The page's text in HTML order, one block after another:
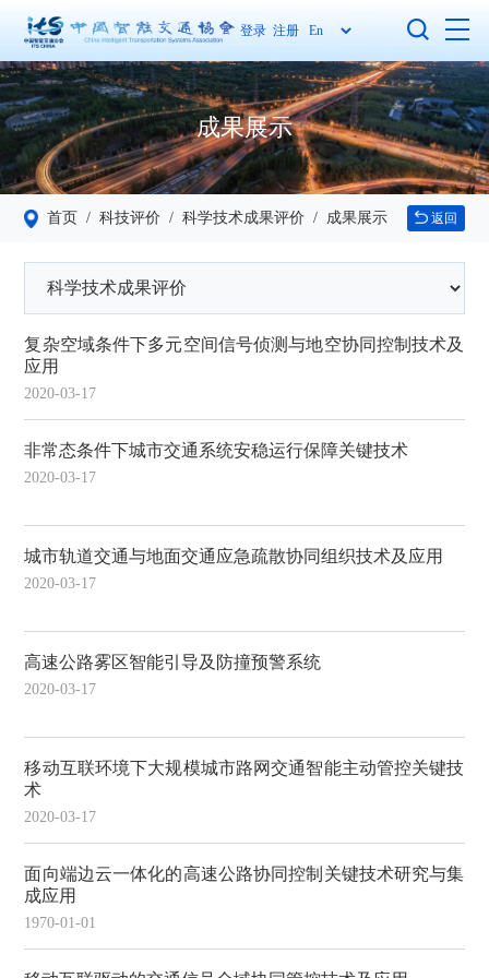
登录注册
成果展示
首页 / 科技评价 / 科学技术成果评价 / 成果展示 返回
复杂空域条件下多元空间信号侦测与地空协同控制技术及
应用
2020-03-17
非常态条件下城市交通系统安稳运行保障关键技术
2020-03-17
城市轨道交通与地面交通应急疏散协同组织技术及应用
2020-03-17
高速公路雾区智能引导及防撞预警系统
2020-03-17
移动互联环境下大规模城市路网交通智能主动管控关键技
术
2020-03-17
面向端边云一体化的高速公路协同控制关键技术研究与集
成应用
1970-01-01